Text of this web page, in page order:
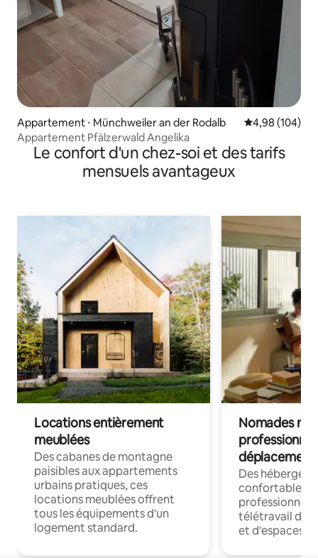
Appartement ⋅ Münchweiler an der Rodalb Évaluation
4,98 (104)
Appartement Pfälzerwald Angelika
Le confort d'un chez-soi et des tarifs
mensuels avantageux
Locations entièrement
meublées
Des cabanes de montagne
paisibles aux appartements
urbains pratiques, ces
locations meublées offrent
tous les équipements d'un
logement standard.
Nomades
déplacement
Des
confortables
professionnels
télétravail
et d'espaces